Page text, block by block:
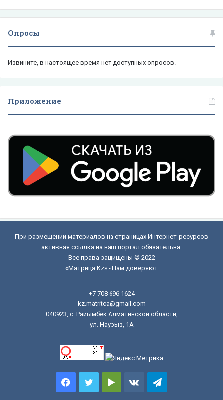
Опросы
Извините, в настоящее время нет доступных опросов.
Приложение
При размещении материалов на страницах Интернет-ресурсов
активная ссылка на наш портал обязательна.
Все права защищены © 2022
«Матрица.Kz» - Нам доверяют
+7 708 696 1624
kz.matritca@gmail.com
040923, с. Райымбек Алматинской области,
ул. Наурыз, 1А
FacebookTwitterGoogle vk.comTelegram